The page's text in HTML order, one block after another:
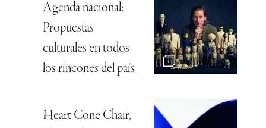
Agenda nacional:
Propuestas
culturales en todos
los rincones del país
Heart Cone Chair,